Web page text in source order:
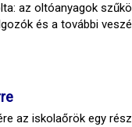
az oltóanyagok
és a további
az iskolaőrök egy